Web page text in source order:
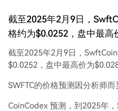
截至2025年2月9日，
格约为$0.0252，盘中最高
截至2025年2月9日，
$0.0252，盘中最高价为
SWFTC的价格预测因分析师而
CoinCodex 预测，到2025年